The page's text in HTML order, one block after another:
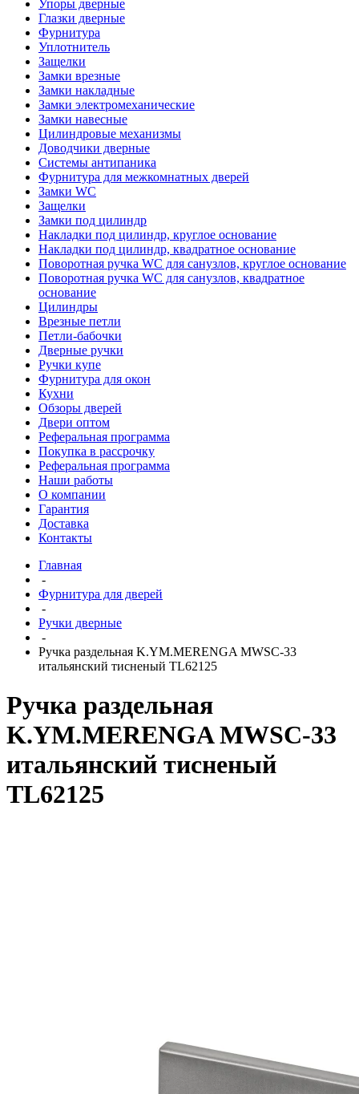
Упоры дверные
Глазки дверные
Фурнитура
Уплотнитель
Защелки
Замки врезные
Замки накладные
Замки электромеханические
Замки навесные
Цилиндровые механизмы
Доводчики дверные
Системы антипаника
Фурнитура для межкомнатных дверей
Замки WC
Защелки
Замки под цилиндр
Накладки под цилиндр, круглое основание
Накладки под цилиндр, квадратное основание
Поворотная ручка WC для санузлов, круглое основание
Поворотная ручка WC для санузлов, квадратное
основание
Цилиндры
Врезные петли
Петли-бабочки
Дверные ручки
Ручки купе
Фурнитура для окон
Кухни
Обзоры дверей
Двери оптом
Реферальная программа
Покупка в рассрочку
Реферальная программа
Наши работы
О компании
Гарантия
Доставка
Контакты
Главная
-
Фурнитура для дверей
-
Ручки дверные
-
Ручка раздельная K.YM.MERENGA MWSC-33
итальянский тисненый TL62125
Ручка раздельная
K.YM.MERENGA MWSC-33
итальянский тисненый
TL62125